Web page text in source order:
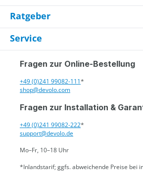
Ratgeber
Service
Fragen zur Online-Bestellung
+49 (0)241 99082-111*
shop@devolo.com
Fragen zur Installation &
+49 (0)241 99082-222*
support@devolo.de
Mo–Fr, 10–18 Uhr
*Inlandstarif; ggfs. abweichende Preise bei